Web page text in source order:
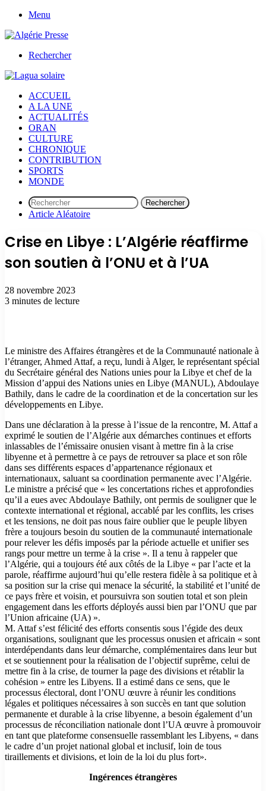
Menu
Rechercher
ACCUEIL
A LA UNE
ACTUALITÉS
ORAN
CULTURE
CHRONIQUE
CONTRIBUTION
SPORTS
MONDE
Rechercher
Article Aléatoire
Crise en Libye : L’Algérie réaffirme
son soutien à l’ONU et à l’UA
28 novembre 2023
3 minutes de lecture
Le ministre des Affaires étrangères et de la Communauté nationale à
l’étranger, Ahmed Attaf, a reçu, lundi à Alger, le représentant spécial
du Secrétaire général des Nations unies pour la Libye et chef de la
Mission d’appui des Nations unies en Libye (MANUL), Abdoulaye
Bathily, dans le cadre de la coordination et de la concertation sur les
développements en Libye.
Dans une déclaration à la presse à l’issue de la rencontre, M. Attaf a
exprimé le soutien de l’Algérie aux démarches continues et efforts
inlassables de l’émissaire onusien visant à mettre fin à la crise
libyenne et à permettre à ce pays de retrouver sa place et son rôle
dans ses différents espaces d’appartenance régionaux et
internationaux, saluant sa coordination permanente avec l’Algérie.
Le ministre a précisé que « les concertations riches et approfondies
qu’il a eues avec Abdoulaye Bathily, ont permis de souligner que le
contexte international et régional, accablé par les conflits, les crises
et les tensions, ne doit pas nous faire oublier que le peuple libyen
frère a toujours besoin du soutien de la communauté internationale
pour relever les défis imposés par la période actuelle et unifier ses
rangs pour mettre un terme à la crise ». Il a tenu à rappeler que
l’Algérie, qui a toujours été aux côtés de la Libye « par l’acte et la
parole, réaffirme aujourd’hui qu’elle restera fidèle à sa politique et à
sa position sur la crise qui menace la sécurité, la stabilité et l’unité de
ce pays frère et voisin, et poursuivra son soutien total et son plein
engagement dans les efforts déployés aussi bien par l’ONU que par
l’Union africaine (UA) ».
M. Attaf s’est félicité des efforts consentis sous l’égide des deux
organisations, soulignant que les processus onusien et africain « sont
interdépendants dans leur démarche, complémentaires dans leur but
et se soutiennent pour la réalisation de l’objectif suprême, celui de
mettre fin à la crise, de tourner la page des divisions et rétablir la
cohésion » entre les Libyens. Il a estimé dans ce sens, que le
processus électoral, dont l’ONU œuvre à réunir les conditions
légales et politiques nécessaires à son succès en tant que solution
permanente et durable à la crise libyenne, a besoin également d’un
processus de réconciliation nationale dont l’UA œuvre à promouvoir
en tant que plateforme consensuelle rassemblant les Libyens, « dans
le cadre d’un projet national global et inclusif, loin de tous
tiraillements et divisions, et loin de la loi du plus fort».
Ingérences étrangères